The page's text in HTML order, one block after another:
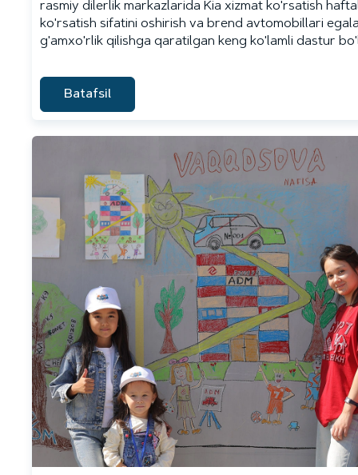
rasmiy dilerlik markazlarida Kia xizmat ko'rsatish
ko'rsatish sifatini oshirish va brend avtomobillari
g'amxo'rlik qilishga qaratilgan keng ko'lamli dastur
Batafsil